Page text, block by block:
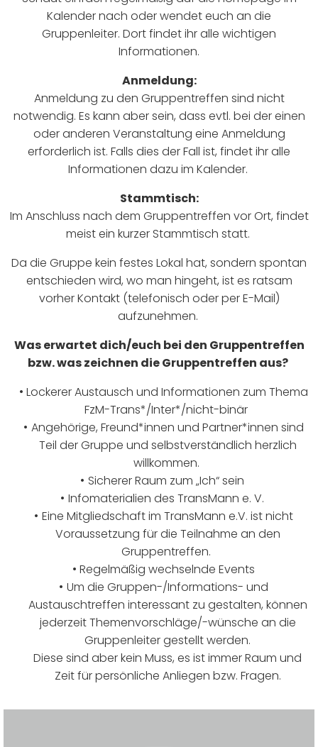
Kalender nach oder wendet euch an die
Gruppenleiter. Dort findet ihr alle wichtigen
Informationen.
Anmeldung:
Anmeldung zu den Gruppentreffen sind nicht
notwendig. Es kann aber sein, dass evtl. bei der einen
oder anderen Veranstaltung eine Anmeldung
erforderlich ist. Falls dies der Fall ist, findet ihr alle
Informationen dazu im Kalender.
Stammtisch:
Im Anschluss nach dem Gruppentreffen vor Ort, findet
meist ein kurzer Stammtisch statt.
Da die Gruppe kein festes Lokal hat, sondern spontan
entschieden wird, wo man hingeht, ist es ratsam
vorher Kontakt (telefonisch oder per E-Mail)
aufzunehmen.
Was erwartet dich/euch bei den Gruppentreffen
bzw. was zeichnen die Gruppentreffen aus?
Lockerer Austausch und Informationen zum Thema
FzM-Trans*/Inter*/nicht-binär
Angehörige, Freund*innen und Partner*innen sind
Teil der Gruppe und selbstverständlich herzlich
willkommen.
Sicherer Raum zum „Ich“ sein
Infomaterialien des TransMann e. V.
Eine Mitgliedschaft im TransMann e.V. ist nicht
Voraussetzung für die Teilnahme an den
Gruppentreffen.
Regelmäßig wechselnde Events
Um die Gruppen-/Informations- und
Austauschtreffen interessant zu gestalten, können
jederzeit Themenvorschläge/-wünsche an die
Gruppenleiter gestellt werden.
Diese sind aber kein Muss, es ist immer Raum und
Zeit für persönliche Anliegen bzw. Fragen.